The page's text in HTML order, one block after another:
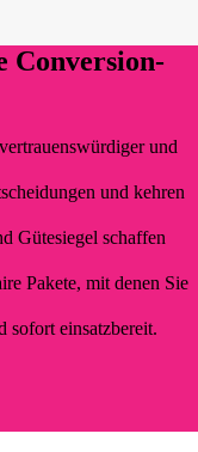
Conversion-
und
und kehren
Gütesiegel schaffen
Pakete, mit denen Sie
sofort einsatzbereit.